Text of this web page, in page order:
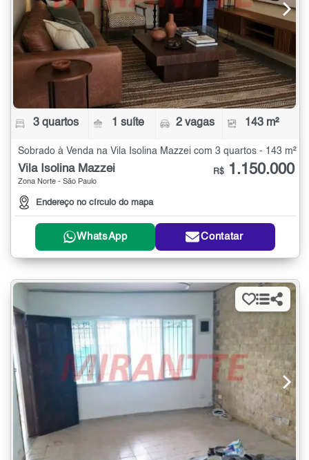
3 quartos 1 suíte 2 vagas 143 m²
Sobrado à Venda na Vila Isolina Mazzei com 3 quartos - 143 m²
Vila Isolina Mazzei
Zona Norte - São Paulo
Endereço no círculo do mapa
R$ 1.150.000
WhatsApp Contatar